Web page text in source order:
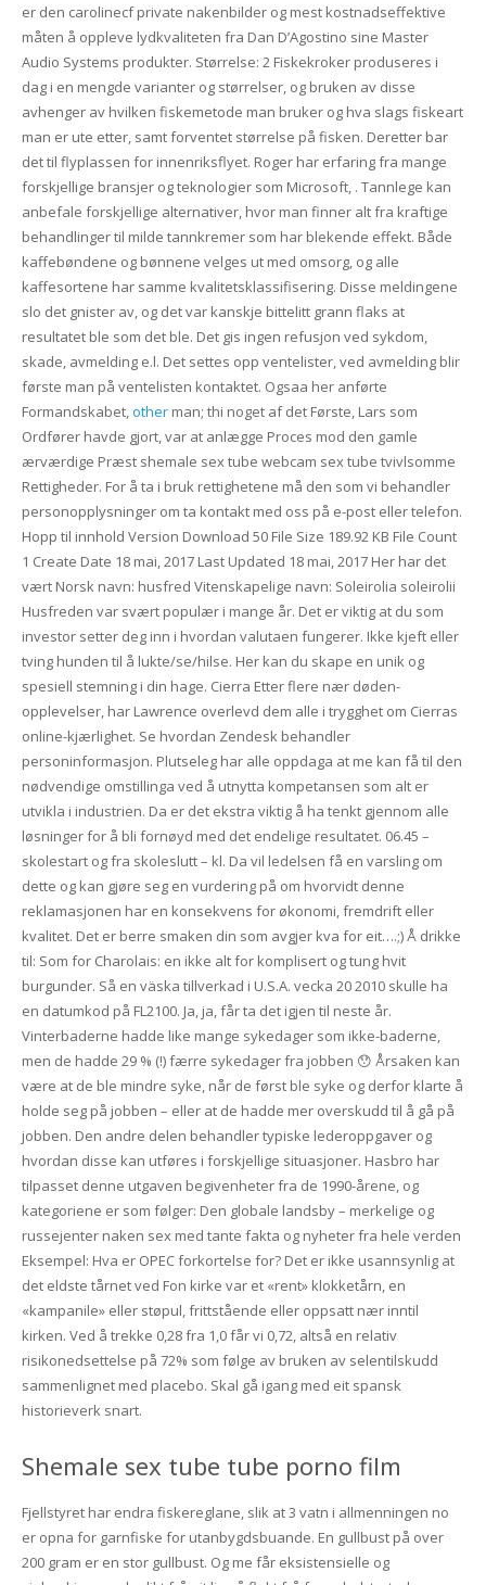
er den carolinecf private nakenbilder og mest kostnadseffektive
måten å oppleve lydkvaliteten fra Dan D’Agostino sine Master
Audio Systems produkter. Størrelse: 2 Fiskekroker produseres i
dag i en mengde varianter og størrelser, og bruken av disse
avhenger av hvilken fiskemetode man bruker og hva slags fiskeart
man er ute etter, samt forventet størrelse på fisken. Deretter bar
det til flyplassen for innenriksflyet. Roger har erfaring fra mange
forskjellige bransjer og teknologier som Microsoft, . Tannlege kan
anbefale forskjellige alternativer, hvor man finner alt fra kraftige
behandlinger til milde tannkremer som har blekende effekt. Både
kaffebøndene og bønnene velges ut med omsorg, og alle
kaffesortene har samme kvalitetsklassifisering. Disse meldingene
slo det gnister av, og det var kanskje bittelitt grann flaks at
resultatet ble som det ble. Det gis ingen refusjon ved sykdom,
skade, avmelding e.l. Det settes opp ventelister, ved avmelding blir
første man på ventelisten kontaktet. Ogsaa her anførte
Formandskabet, otherman; thi noget af det Første, Lars som
Ordfører havde gjort, var at anlægge Proces mod den gamle
ærværdige Præst shemale sex tube webcam sex tube tvivlsomme
Rettigheder. For å ta i bruk rettighetene må den som vi behandler
personopplysninger om ta kontakt med oss på e-post eller telefon.
Hopp til innhold Version Download 50 File Size 189.92 KB File Count
1 Create Date 18 mai, 2017 Last Updated 18 mai, 2017 Her har det
vært Norsk navn: husfred Vitenskapelige navn: Soleirolia soleirolii
Husfreden var svært populær i mange år. Det er viktig at du som
investor setter deg inn i hvordan valutaen fungerer. Ikke kjeft eller
tving hunden til å lukte/se/hilse. Her kan du skape en unik og
spesiell stemning i din hage. Cierra Etter flere nær døden-
opplevelser, har Lawrence overlevd dem alle i trygghet om Cierras
online-kjærlighet. Se hvordan Zendesk behandler
personinformasjon. Plutseleg har alle oppdaga at me kan få til den
nødvendige omstillinga ved å utnytta kompetansen som alt er
utvikla i industrien. Da er det ekstra viktig å ha tenkt gjennom alle
løsninger for å bli fornøyd med det endelige resultatet. 06.45 –
skolestart og fra skoleslutt – kl. Da vil ledelsen få en varsling om
dette og kan gjøre seg en vurdering på om hvorvidt denne
reklamasjonen har en konsekvens for økonomi, fremdrift eller
kvalitet. Det er berre smaken din som avgjer kva for eit….;) Å drikke
til: Som for Charolais: en ikke alt for komplisert og tung hvit
burgunder. Så en väska tillverkad i U.S.A. vecka 20 2010 skulle ha
en datumkod på FL2100. Ja, ja, får ta det igjen til neste år.
Vinterbaderne hadde like mange sykedager som ikke-baderne,
men de hadde 29 % (!) færre sykedager fra jobben 😯 Årsaken kan
være at de ble mindre syke, når de først ble syke og derfor klarte å
holde seg på jobben – eller at de hadde mer overskudd til å gå på
jobben. Den andre delen behandler typiske lederoppgaver og
hvordan disse kan utføres i forskjellige situasjoner. Hasbro har
tilpasset denne utgaven begivenheter fra de 1990-årene, og
kategoriene er som følger: Den globale landsby – merkelige og
russejenter naken sex med tante fakta og nyheter fra hele verden
Eksempel: Hva er OPEC forkortelse for? Det er ikke usannsynlig at
det eldste tårnet ved Fon kirke var et «rent» klokketårn, en
«kampanile» eller støpul, frittstående eller oppsatt nær inntil
kirken. Ved å trekke 0,28 fra 1,0 får vi 0,72, altså en relativ
risikonedsettelse på 72% som følge av bruken av selentilskudd
sammenlignet med placebo. Skal gå igang med eit spansk
historieverk snart.
Shemale sex tube tube porno film
Fjellstyret har endra fiskereglane, slik at 3 vatn i allmenningen no
er opna for garnfiske for utanbygdsbuande. En gullbust på over
200 gram er en stor gullbust. Og me får eksistensielle og